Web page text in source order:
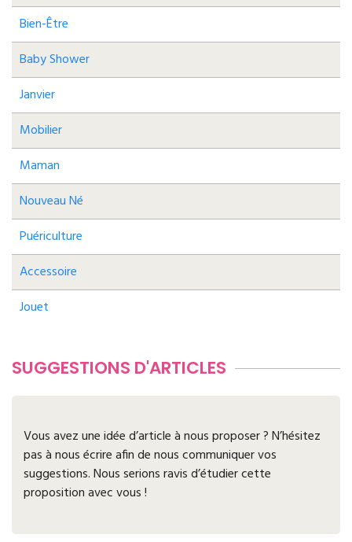
Bien-Être
Baby Shower
Janvier
Mobilier
Maman
Nouveau Né
Puériculture
Accessoire
Jouet
SUGGESTIONS D'ARTICLES
Vous avez une idée d’article à nous proposer ? N’hésitez
pas à nous écrire afin de nous communiquer vos
suggestions. Nous serions ravis d’étudier cette
proposition avec vous !